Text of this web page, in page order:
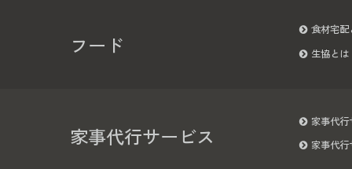
フード
食材宅配
生協とは
家事代行サービス
家事代
家事代